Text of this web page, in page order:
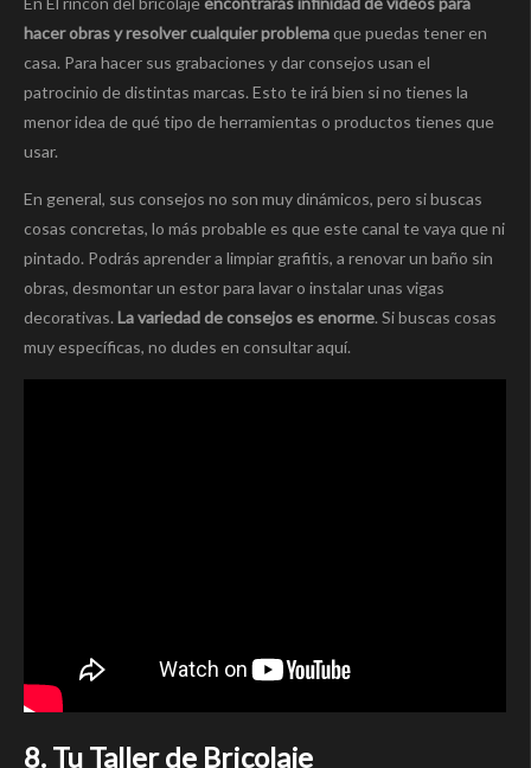
hacer obras y resolver cualquier problemaque puedas tener en
casa. Para hacer sus grabaciones y dar consejos usan el
patrocinio de distintas marcas. Esto te irá bien si no tienes la
menor idea de qué tipo de herramientas o productos tienes que
usar.
En general, sus consejos no son muy dinámicos, pero si buscas
cosas concretas, lo más probable es que este canal te vaya que ni
pintado. Podrás aprender a limpiar grafitis, a renovar un baño sin
obras, desmontar un estor para lavar o instalar unas vigas
decorativas. La variedad de consejos es enorme. Si buscas cosas
muy específicas, no dudes en consultar aquí.
8. Tu Taller de Bricolaje